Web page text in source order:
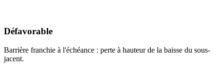
Défavorable
Barrière franchie à l'échéance : perte à hauteur de la baisse du sous-
jacent.